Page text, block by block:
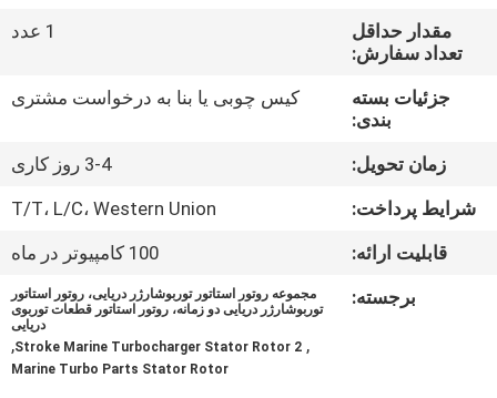
کنترل
کیفیت
تماس
مقدار حداقل
تعداد سفارش:
1 عدد
جزئیات بسته
بندی:
کیس چوبی یا بنا به درخواست مشتری
زمان تحویل:
3-4 روز کاری
شرایط پرداخت:
T/T، L/C، Western Union
قابلیت ارائه:
100 کامپیوتر در ماه
برجسته:
مجموعه روتور استاتور توربوشارژر دریایی، روتور استاتور
توربوشارژر دریایی دو زمانه، روتور استاتور قطعات توربوی
دریایی
,
2 Stroke Marine Turbocharger Stator Rotor
,
Marine Turbo Parts Stator Rotor